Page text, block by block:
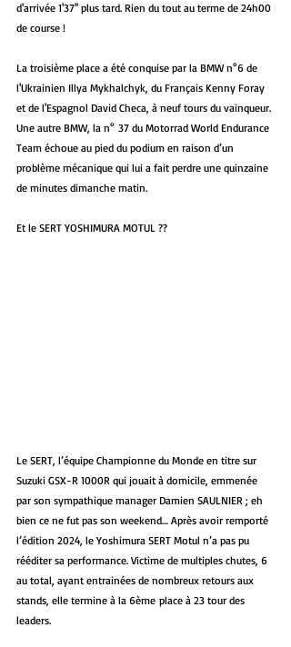
d'arrivée 1'37'' plus tard. Rien du tout au terme de 24h00
de course !
La troisième place a été conquise par la BMW n°6 de
l'Ukrainien Illya Mykhalchyk, du Français Kenny Foray
et de l'Espagnol David Checa, à neuf tours du vainqueur.
Une autre BMW, la n° 37 du Motorrad World Endurance
Team échoue au pied du podium en raison d’un
problème mécanique qui lui a fait perdre une quinzaine
de minutes dimanche matin.
Et le SERT YOSHIMURA MOTUL ??
Le SERT, l’équipe Championne du Monde en titre sur
Suzuki GSX-R 1000R qui jouait à domicile, emmenée
par son sympathique manager Damien SAULNIER ; eh
bien ce ne fut pas son weekend… Après avoir remporté
l’édition 2024, le Yoshimura SERT Motul n’a pas pu
rééditer sa performance. Victime de multiples chutes, 6
au total, ayant entrainées de nombreux retours aux
stands, elle termine à la 6ème place à 23 tour des
leaders.